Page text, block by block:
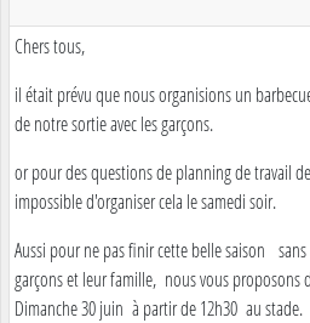
Chers tous,
il était prévu que nous organisions un
de notre sortie avec les garçons.
or pour des questions de planning de travail
impossible d'organiser cela le samedi soir.
Aussi pour ne pas finir cette belle saison
garçons et leur famille, nous vous proposons
Dimanche 30 juin à partir de 12h30 au